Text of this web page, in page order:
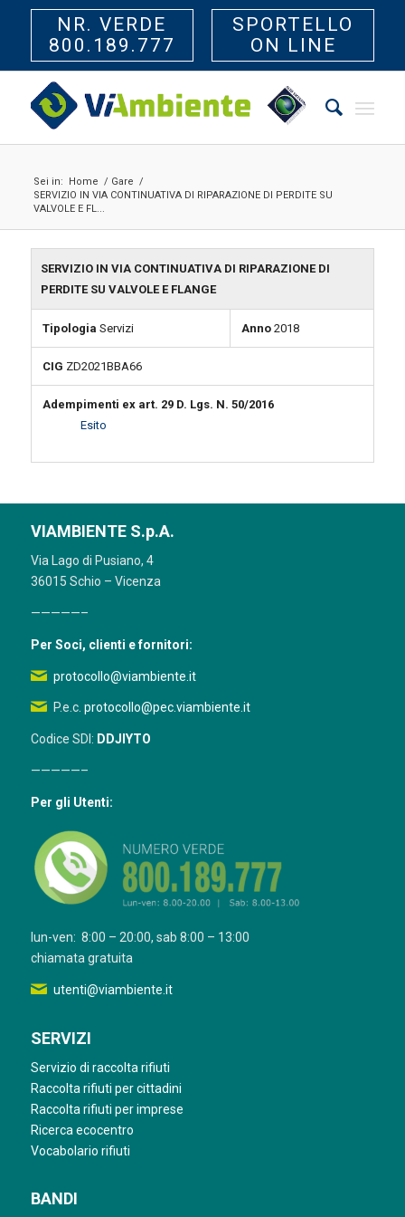
NR. VERDE
800.189.777
SPORTELLO
ON LINE
Sei in: Home / Gare /
SERVIZIO IN VIA CONTINUATIVA DI RIPARAZIONE DI PERDITE SU
VALVOLE E FL...
SERVIZIO IN VIA CONTINUATIVA DI RIPARAZIONE DI
PERDITE SU VALVOLE E FLANGE
Tipologia Servizi Anno2018
CIG ZD2021BBA66
Adempimenti ex art. 29 D. Lgs. N. 50/2016
Esito
VIAMBIENTE S.p.A.
Via Lago di Pusiano, 4
36015 Schio – Vicenza
—————–
Per Soci, clienti e fornitori:
protocollo@viambiente.it
P.e.c. protocollo@pec.viambiente.it
Codice SDI: DDJIYTO
—————–
Per gli Utenti:
lun-ven: 8:00 – 20:00, sab 8:00 – 13:00
chiamata gratuita
utenti@viambiente.it
SERVIZI
Servizio di raccolta rifiuti
Raccolta rifiuti per cittadini
Raccolta rifiuti per imprese
Ricerca ecocentro
Vocabolario rifiuti
BANDI